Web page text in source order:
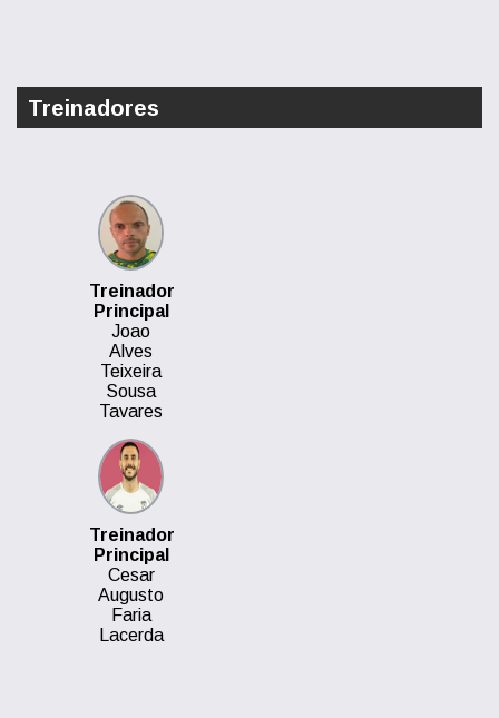
Treinadores
Treinador
Principal
Joao
Alves
Teixeira
Sousa
Tavares
Treinador
Principal
Cesar
Augusto
Faria
Lacerda